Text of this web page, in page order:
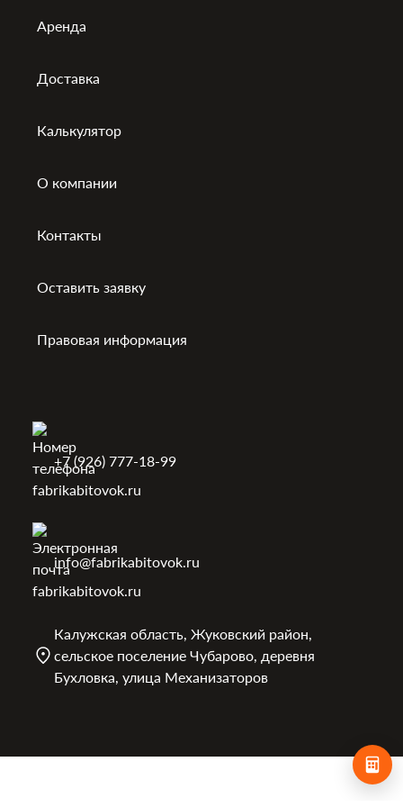
Аренда
Доставка
Калькулятор
О компании
Контакты
Оставить заявку
Правовая информация
+7 (926) 777-18-99
info@fabrikabitovok.ru
Калужская область, Жуковский район,
сельское поселение Чубарово, деревня
Бухловка, улица Механизаторов